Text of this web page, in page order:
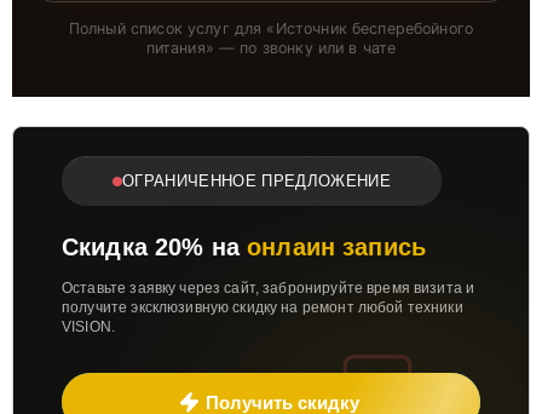
Полный список услуг для « Источник бесперебойного
питания» — по звонку или в чате
ОГРАНИЧЕННОЕ ПРЕДЛОЖЕНИЕ
Скидка 20% наонлаин запись
Оставьте заявку через сайт, забронируйте время визита и
получите эксклюзивную скидку на ремонт любой техники
VISION.
Получить скидку